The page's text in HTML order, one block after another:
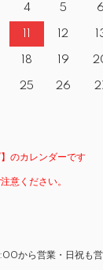
4 5 6
12
18 19
25 26
のカレンダーです
意ください。
から営業・日祝も営